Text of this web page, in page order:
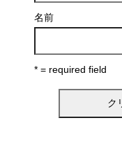
名前
* = required field